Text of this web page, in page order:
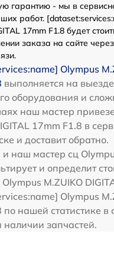
гарантию - мы в
работ.
17mm F1.8 будет
заказа на сайте
Olympus
выполняется на
оборудования и
наш мастер
17mm F1.8 в
и доставит обратно.
и наш мастер сц
и определит
M.ZUIKO
Olympus
по нашей статистике
наличии запчастей.